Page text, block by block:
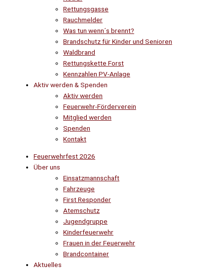
Rettungsgasse
Rauchmelder
Was tun wenn´s brennt?
Brandschutz für Kinder und Senioren
Waldbrand
Rettungskette Forst
Kennzahlen PV-Anlage
Aktiv werden & Spenden
Aktiv werden
Feuerwehr-Förderverein
Mitglied werden
Spenden
Kontakt
Feuerwehrfest 2026
Über uns
Einsatzmannschaft
Fahrzeuge
First Responder
Atemschutz
Jugendgruppe
Kinderfeuerwehr
Frauen in der Feuerwehr
Brandcontainer
Aktuelles